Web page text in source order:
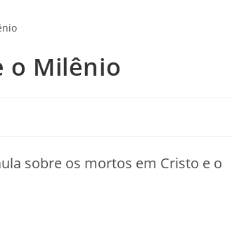
o Milênio
sobre os mortos em Cristo e o